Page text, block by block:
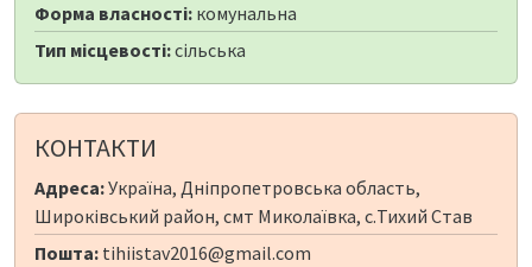
Форма власності: комунальна
Тип місцевості:сільська
КОНТАКТИ
Адреса:Україна, Дніпропетровська область,
Широківський район, смт Миколаївка, с.Тихий Став
Пошта: tihiistav2016@gmail.com